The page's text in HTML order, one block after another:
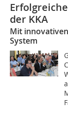
der KKA
Mit
System